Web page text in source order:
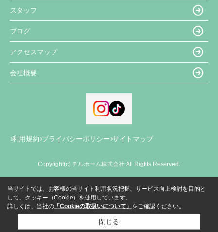
スタッフ
ブログ
アクセスマップ
会社概要
利用規約 プライバシーポリシー サイトマップ
Copyright(c) チルホーム株式会社 All Rights Reserved.
当サイトでは、お客様の当サイト利用状況把握、サービス向上検討を目的と
して、クッキー（Cookie）を使用しています。
詳しくは、当社の 「Cookieの取扱いについて」 をご確認ください。
閉じる